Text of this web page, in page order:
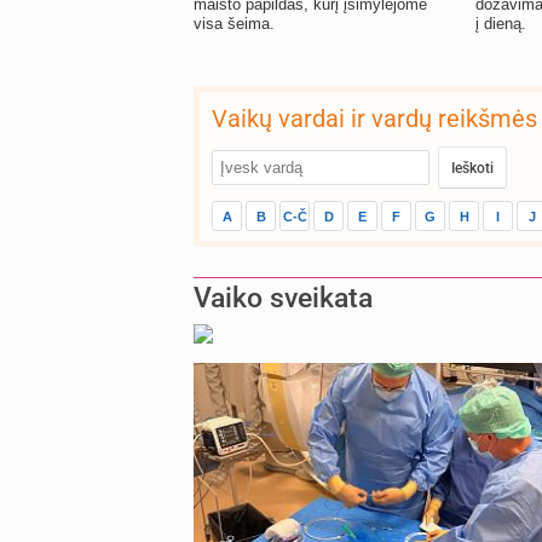
maisto papildas, kurį įsimylėjome
visa šeima.
į dieną.
Vaikų vardai ir vardų reikšmės
A B C-Č D E F G H J
Vaiko sveikata